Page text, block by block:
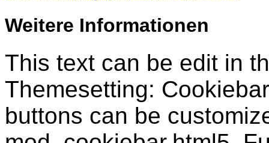
Weitere Informationen
This text can be edit in
Themesetting:
buttons can be